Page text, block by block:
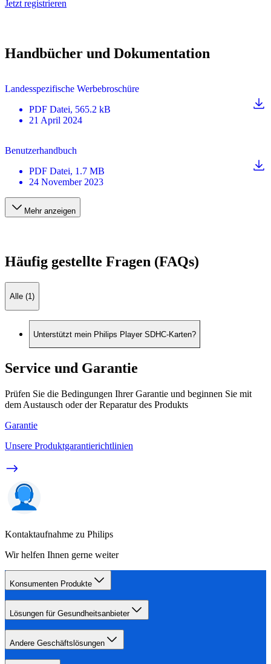
Jetzt registrieren
Handbücher und Dokumentation
Landesspezifische Werbebroschüre
PDF Datei, 565.2 kB
21 April 2024
Benutzerhandbuch
PDF Datei, 1.7 MB
24 November 2023
Mehr anzeigen
Häufig gestellte Fragen (FAQs)
Alle (1)
Unterstützt mein Philips Player SDHC-Karten?
Service und Garantie
Prüfen Sie die Bedingungen Ihrer Garantie und beginnen Sie mit
dem Austausch oder der Reparatur des Produkts
Garantie
Unsere Produktgarantierichtlinien
Kontaktaufnahme zu Philips
Wir helfen Ihnen gerne weiter
Konsumenten Produkte
Lösungen für Gesundheitsanbieter
Andere Geschäftslösungen